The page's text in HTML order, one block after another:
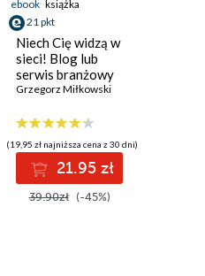
ebook książka
21 pkt
Niech Cię widzą w
sieci! Blog lub
serwis branżowy
od podstaw
Grzegorz Miłkowski
(19,95 zł najniższa cena z 30 dni)
21.95 zł
39.90zł (-45%)